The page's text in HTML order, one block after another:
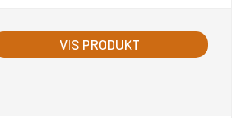
VIS PRODUKT